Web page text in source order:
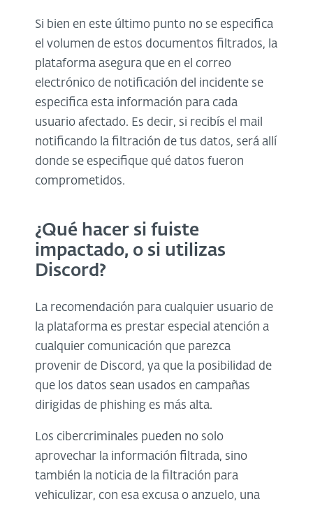
Si bien en este último punto no se especifica
el volumen de estos documentos filtrados, la
plataforma asegura que en el correo
electrónico de notificación del incidente se
especifica esta información para cada
usuario afectado. Es decir, si recibís el mail
notificando la filtración de tus datos, será allí
donde se especifique qué datos fueron
comprometidos.
¿Qué hacer si fuiste
impactado, o si utilizas
Discord?
La recomendación para cualquier usuario de
la plataforma es prestar especial atención a
cualquier comunicación que parezca
provenir de Discord, ya que la posibilidad de
que los datos sean usados en campañas
dirigidas de phishing es más alta.
Los cibercriminales pueden no solo
aprovechar la información filtrada, sino
también la noticia de la filtración para
vehiculizar, con esa excusa o anzuelo, una